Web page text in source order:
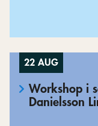
22 AUG
Workshop i
Danielsson